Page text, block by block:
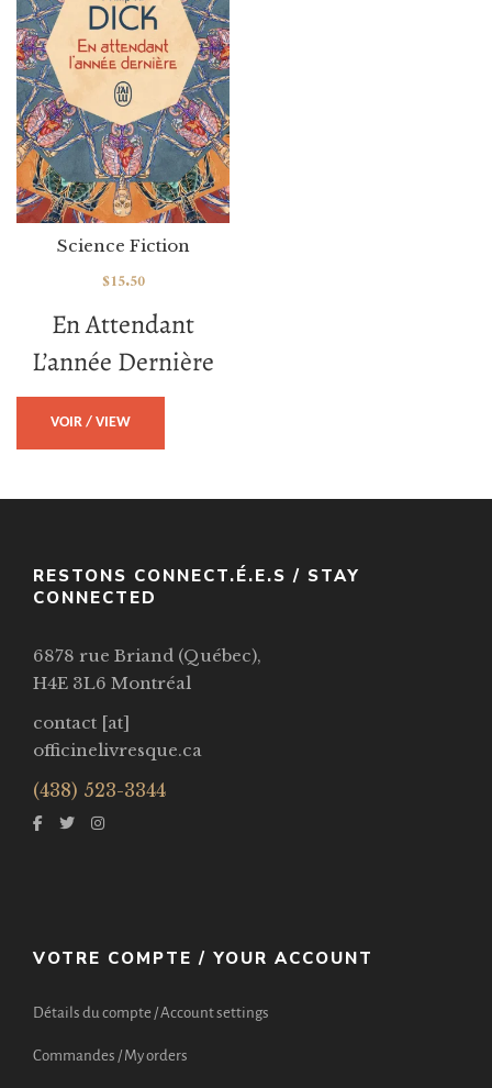
En Attendant
L’année Dernière
Science Fiction
$15.50
VOIR / VIEW
RESTONS CONNECT.É.E.S / STAY
CONNECTED
6878 rue Briand (Québec),
H4E 3L6 Montréal
contact [at]
officinelivresque.ca
(438) 523-3344
VOTRE COMPTE / YOUR ACCOUNT
Détails du compte / Account settings
Commandes / My orders